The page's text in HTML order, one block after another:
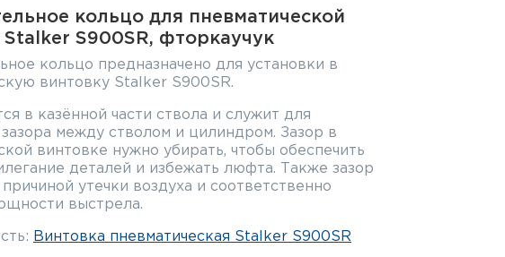
кольцо для пневматической
Stalker S900SR, фторкаучук
кольцо предназначено для установки в
винтовку Stalker S900SR.
в казённой части ствола и служит для
между стволом и цилиндром. Зазор в
винтовке нужно убирать, чтобы обеспечить
деталей и избежать люфта. Также зазор
утечки воздуха и соответственно
выстрела.
Винтовка пневматическая Stalker S900SR